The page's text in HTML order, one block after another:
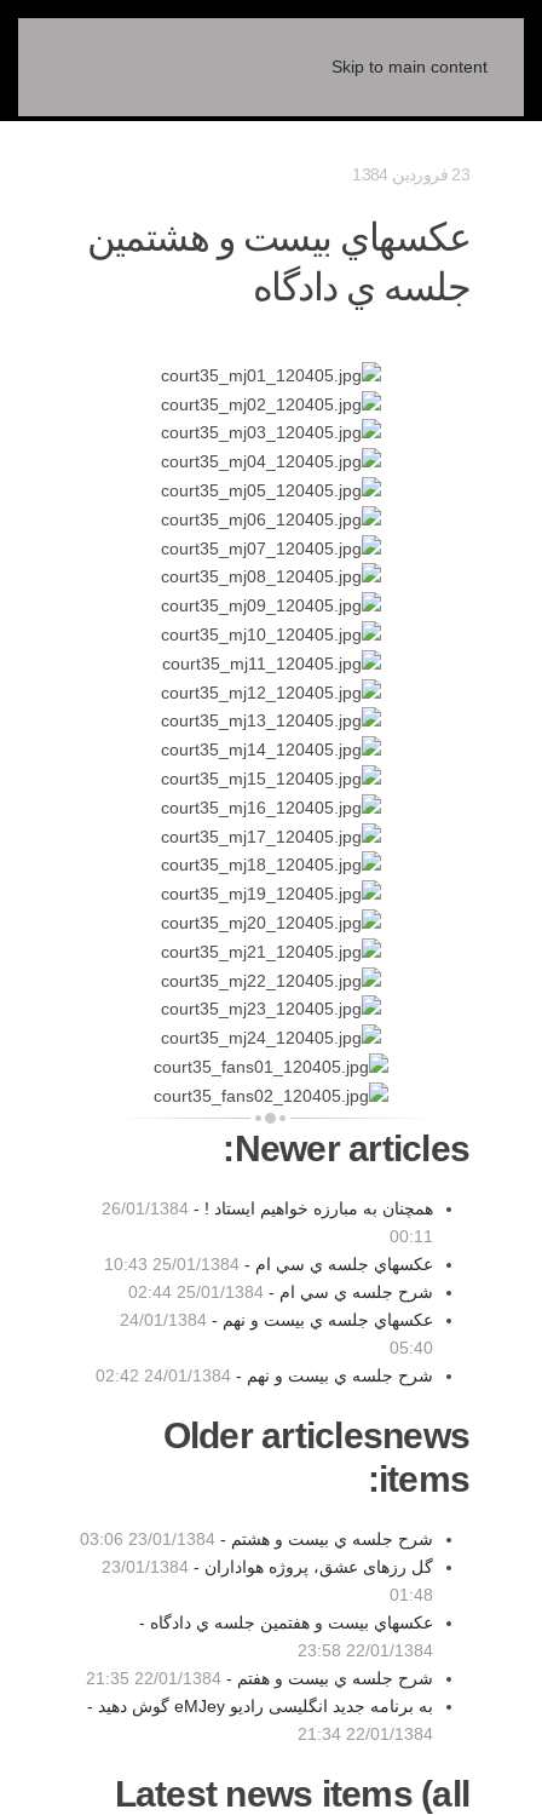
Skip to main content
23 فروردين 1384
عكسهاي بيست و هشتمين
جلسه ي دادگاه
Newer articles:
همچنان به مبارزه خواهيم ايستاد ! - 26/01/1384
00:11
عكسهاي جلسه ي سي ام - 25/01/1384 10:43
شرح جلسه ي سي ام - 25/01/1384 02:44
عكسهاي جلسه ي بيست و نهم - 24/01/1384
05:40
شرح جلسه ي بيست و نهم - 24/01/1384 02:42
Older articlesnews
items:
شرح جلسه ي بيست و هشتم - 23/01/1384 03:06
گل رزهای عشق، پروژه هواداران - 23/01/1384
01:48
عكسهاي بيست و هفتمين جلسه ي دادگاه -
22/01/1384 23:58
شرح جلسه ي بيست و هفتم - 22/01/1384 21:35
به برنامه جدید انگلیسی رادیو eMJey گوش دهید -
22/01/1384 21:34
Latest news items (all